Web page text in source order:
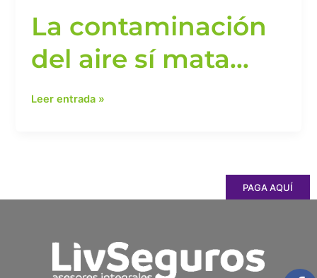
La contaminación
del aire sí mata…
Leer entrada »
PAGA AQUÍ